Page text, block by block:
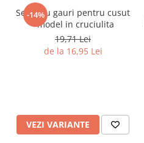
-14%
Set Ie cu gauri pentru cusut
- model in cruciulita
19,71 Lei
de la 16,95 Lei
VEZI VARIANTE